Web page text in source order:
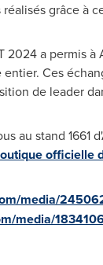
grâce à
2024 a permis
Ces
de leader
au stand 1661
officielle
media/
media/